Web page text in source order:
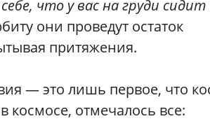
что у вас на груди сидит
они проведут остаток
притяжения.
— это лишь первое, что
космосе, отмечалось все: